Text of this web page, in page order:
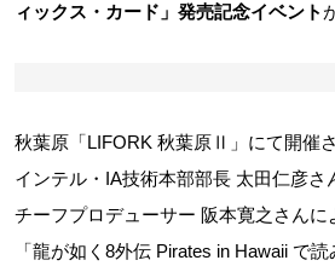
ィックス・カード」発売記念イベント
秋葉原「LIFORK 秋葉原Ⅱ」にて開催
インテル・IA技術本部部長 太田仁彦さ
チーフプロデューサー 阪本寛之さんに
「龍が如く8外伝 Pirates in Hawaii で